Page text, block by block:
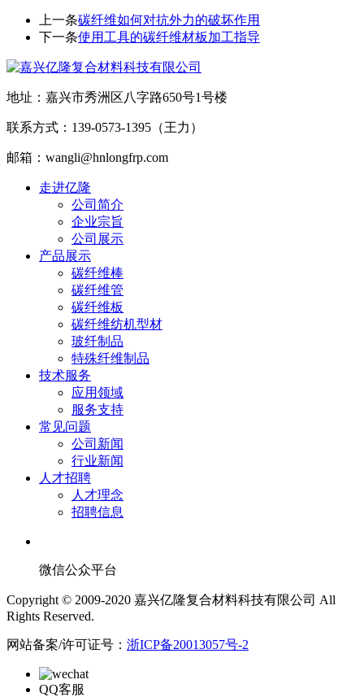
上一条碳纤维如何对抗外力的破坏作用
下一条使用工具的碳纤维材板加工指导
地址：嘉兴市秀洲区八字路650号1号楼
联系方式：139-0573-1395（王力）
邮箱：wangli@hnlongfrp.com
走进亿隆
公司简介
企业宗旨
公司展示
产品展示
碳纤维棒
碳纤维管
碳纤维板
碳纤维纺机型材
玻纤制品
特殊纤维制品
技术服务
应用领域
服务支持
常见问题
公司新闻
行业新闻
人才招聘
人才理念
招聘信息
微信公众平台
Copyright © 2009-2020 嘉兴亿隆复合材料科技有限公司 All
Rights Reserved.
网站备案/许可证号： 浙ICP备20013057号-2
QQ客服